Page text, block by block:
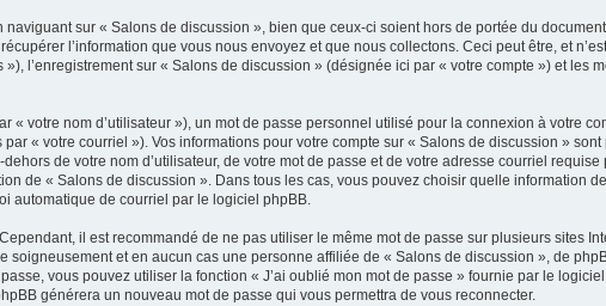
sur « Salons de discussion », bien que ceux-ci soient hors de portée du
l’information que vous nous envoyez et que nous collectons. Ceci peut être, et
l’enregistrement sur « Salons de discussion » (désignée ici par « votre compte ») et les
votre nom d’utilisateur »), un mot de passe personnel utilisé pour la connexion à votre
« votre courriel »). Vos informations pour votre compte sur « Salons de discussion »
de votre nom d’utilisateur, de votre mot de passe et de votre adresse courriel
de « Salons de discussion ». Dans tous les cas, vous pouvez choisir quelle information
automatique de courriel par le logiciel phpBB.
il est recommandé de ne pas utiliser le même mot de passe sur plusieurs sites
soigneusement et en aucun cas une personne affiliée de « Salons de discussion », de
vous pouvez utiliser la fonction « J’ai oublié mon mot de passe » fournie par le
générera un nouveau mot de passe qui vous permettra de vous reconnecter.